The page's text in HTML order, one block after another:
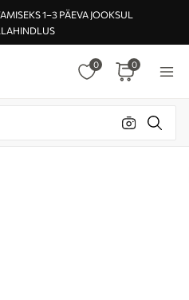
1–3 PÄEVA JOOKSUL
0 0